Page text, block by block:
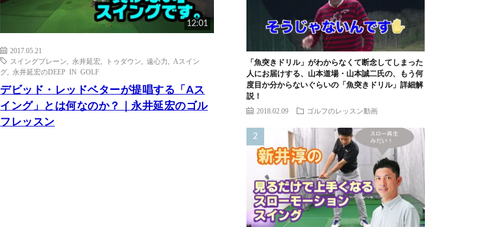
12:01
2017.05.21
スイングプレーン
永井延宏 トゥダウン ,遠心力
Aスイン
グ
永井延宏のDEEP IN GOLF
デビッド・レッドベターが提唱する「Aス
イング」とは何なのか？｜永井延宏のゴル
フレッスン
「魚突きドリル」がわからなくて断念してしまった
人にお届けする、山本道場・山本誠二氏の、もう何
度目か分からないぐらいの「魚突きドリル」詳細解
説！
2018.02.09 ゴルフのレッスン動画